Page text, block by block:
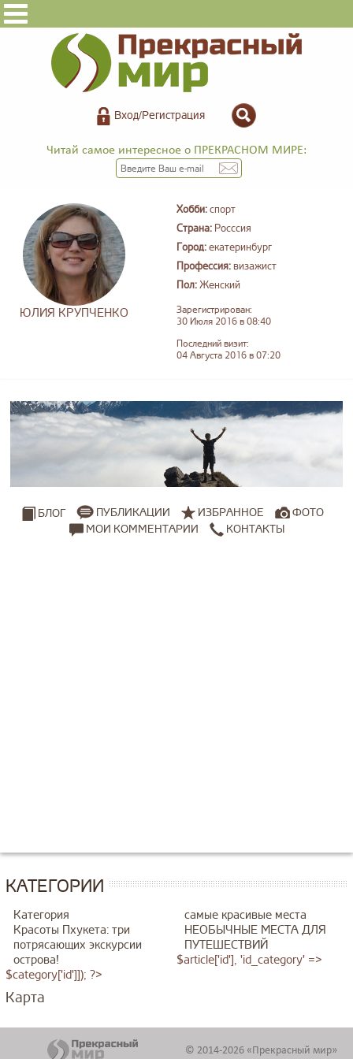
Вход/Регистрация
Читай самое интересное о ПРЕКРАСНОМ МИРЕ:
ЮЛИЯ КРУПЧЕНКО
Хобби:спорт
Страна: Росссия
Город:екатеринбург
Профессия:визажист
Пол:Женский
Зарегистрирован:
30 Июля 2016 в 08:40
Последний визит:
04 Августа 2016 в 07:20
БЛОГ ПУБЛИКАЦИИ ИЗБРАННОЕ
ФОТО
МОИ КОММЕНТАРИИ
КОНТАКТЫ
КАТЕГОРИИ
Категория
самые красивые места
Красоты Пхукета: три
потрясающих экскурсии
острова!
НЕОБЫЧНЫЕ МЕСТА ДЛЯ
ПУТЕШЕСТВИЙ
$article['id'], 'id_category' =>
$category['id']]); ?>
Карта
© 2014-2026 «Прекрасный мир»